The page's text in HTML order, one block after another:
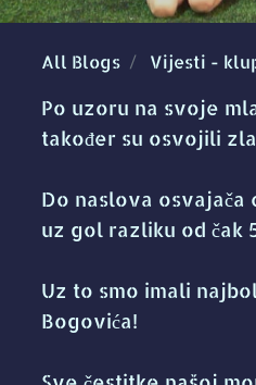
All Blogs Vijesti -
Po uzoru na svoje
također su osvojili
Do naslova osvajača
uz gol razliku od čak
Uz to smo imali
Bogovića!